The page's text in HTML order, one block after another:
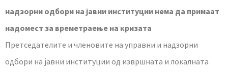
надзорни одбори на јавни институции нема да примаат
надомест за времетраење на кризата
Претседателите и членовите на управни и надзорни
одбори на јавни институции од извршната и локалната